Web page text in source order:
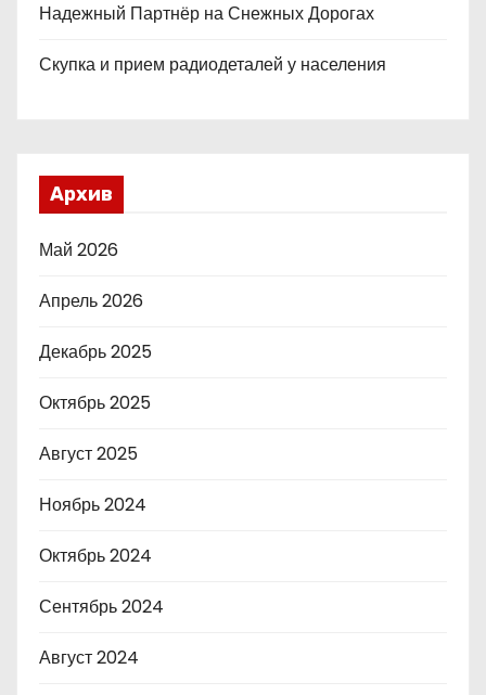
Надежный Партнёр на Снежных Дорогах
Скупка и прием радиодеталей у населения
Архив
Май 2026
Апрель 2026
Декабрь 2025
Октябрь 2025
Август 2025
Ноябрь 2024
Октябрь 2024
Сентябрь 2024
Август 2024